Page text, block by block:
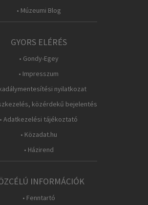
• Múzeumi Blog
GYORS ELÉRÉS
• Gondy-Egey
• Impresszum
nyilatkozat
közérdekű bejelentés
• Adatkezelési tájékoztató
• Közadat.hu
• Házirend
INFORMÁCIÓK
• Fenntartó